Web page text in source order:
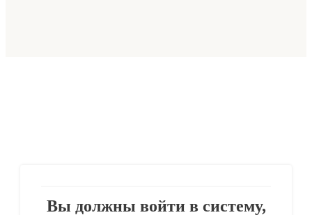
Вы должны войти в систему,